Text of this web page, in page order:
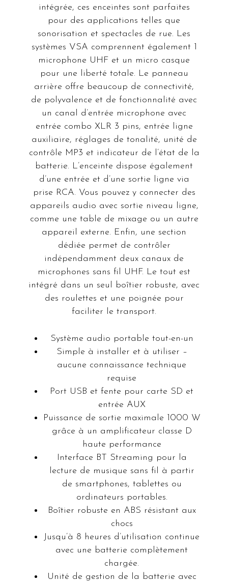
intégrée, ces enceintes sont parfaites
pour des applications telles que
sonorisation et spectacles de rue. Les
systèmes VSA comprennent également 1
microphone UHF et un micro casque
pour une liberté totale. Le panneau
arrière offre beaucoup de connectivité,
de polyvalence et de fonctionnalité avec
un canal d’entrée microphone avec
entrée combo XLR 3 pins, entrée ligne
auxiliaire, réglages de tonalité, unité de
contrôle MP3 et indicateur de l’état de la
batterie. L’enceinte dispose également
d’une entrée et d’une sortie ligne via
prise RCA. Vous pouvez y connecter des
appareils audio avec sortie niveau ligne,
comme une table de mixage ou un autre
appareil externe. Enfin, une section
dédiée permet de contrôler
indépendamment deux canaux de
microphones sans fil UHF. Le tout est
intégré dans un seul boîtier robuste, avec
des roulettes et une poignée pour
faciliter le transport.
Système audio portable tout-en-un
Simple à installer et à utiliser –
aucune connaissance technique
requise
Port USB et fente pour carte SD et
entrée AUX
Puissance de sortie maximale 1000 W
grâce à un amplificateur classe D
haute performance
Interface BT Streaming pour la
lecture de musique sans fil à partir
de smartphones, tablettes ou
ordinateurs portables.
Boîtier robuste en ABS résistant aux
chocs
Jusqu’à 8 heures d’utilisation continue
avec une batterie complètement
chargée.
Unité de gestion de la batterie avec